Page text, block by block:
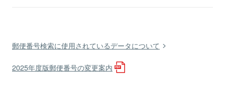
郵便番号検索に使用されているデータについて
2025年度版郵便番号の変更案内